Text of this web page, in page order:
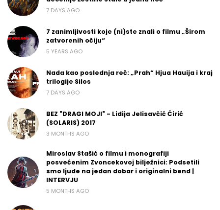
7 DAYS AGO
7 zanimljivosti koje (ni)ste znali o filmu „Širom
zatvorenih očiju“
5 YEARS AGO
Nada kao poslednja reč: „Prah“ Hjua Hauija i kraj
trilogije Silos
7 DAYS AGO
BEZ "DRAGI MOJI" - Lidija Jelisavčić Ćirić
(SOLARIS) 2017
3 MONTHS AGO
Miroslav Stašić o filmu i monografiji
posvećenim Zvoncekovoj bilježnici: Podsetili
smo ljude na jedan dobar i originalni bend |
INTERVJU
5 MONTHS AGO